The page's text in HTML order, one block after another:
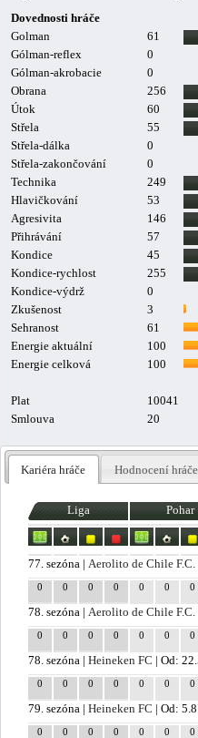
Dovednosti hráče
Golman
61
Gólman-reflex
0
Gólman-akrobacie
0
Obrana
256
Útok
60
Střela
55
Střela-dálka
0
Střela-zakončování
0
Technika
249
Hlavičkování
53
Agresivita
146
Přihrávání
57
Kondice
45
Kondice-rychlost
255
Kondice-výdrž
0
Zkušenost
3
Sehranost
61
Energie aktuální
100
Energie celková
100
Plat
10041
Smlouva
20
Kariéra hráče Hodnocení hráče
Liga Pohar
77. sezóna | Aerolito de Chile F.C.
0 0 0 0 0 0 0
78. sezóna | Aerolito de Chile F.C.
0 0 0 0 0 0 0
78. sezóna |Heineken FC | Od:
0 0 0 0 0 0 0
79. sezóna |Heineken FC | Od:
0 0 0 0 0 0 0